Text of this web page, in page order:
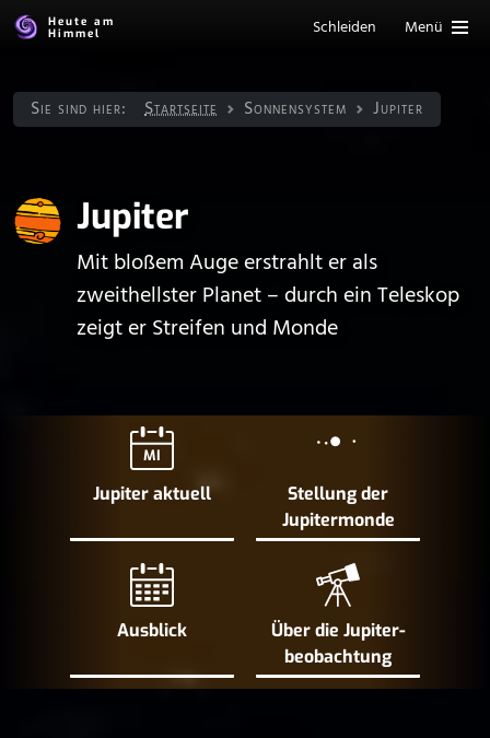
Heute am
Himmel
Schleiden Menü
Sie sind hier: Startseite Sonnen­system Jupiter
Jupiter
Mit bloßem Auge erstrahlt er als
zweithellster Planet – durch ein Teleskop
zeigt er Streifen und Monde
MI
Jupiter aktuell
Stellung der
Jupiter­monde
Ausblick
Über die Jupiter­
beobachtung